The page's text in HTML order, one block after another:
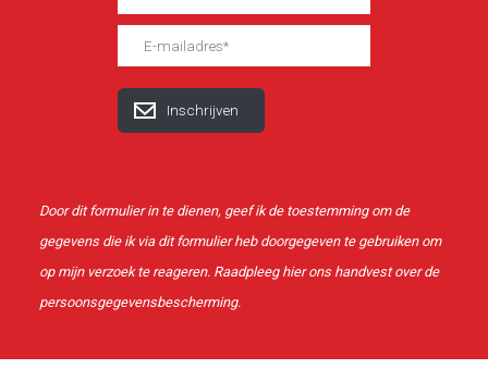
Door dit formulier in te dienen, geef ik de toestemming om de
gegevens die ik via dit formulier heb doorgegeven te gebruiken om
op mijn verzoek te reageren. Raadpleeg hierons handvest over de
persoonsgegevensbescherming.